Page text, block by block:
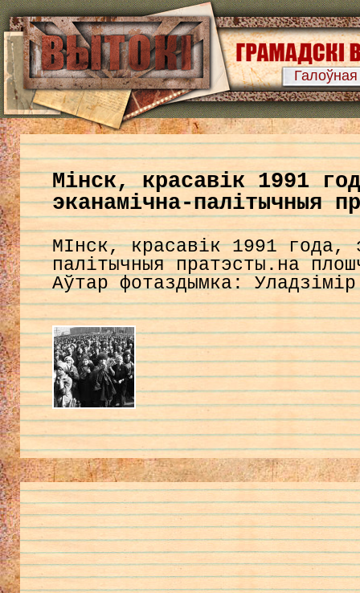
Галоўная
Мінск, красавік 1991
эканамічна-палітычныя
МІнск, красавік 1991 года,
палітычныя пратэсты.на
Аўтар фотаздымка: